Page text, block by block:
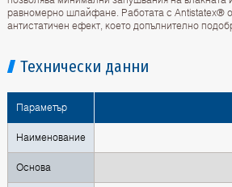
равномерно шлайфане. Работата с Antistatex®
антистатичен ефект, което допълнително
Технически данни
Параметър
Наименование
Основа